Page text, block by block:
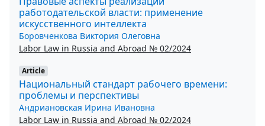
работодательской власти: применение
искусственного интеллекта
Боровченкова Виктория Олеговна
Labor Law in Russia and Abroad № 02/2024
Article
Национальный стандарт рабочего времени:
проблемы и перспективы
Андриановская Ирина Ивановна
Labor Law in Russia and Abroad № 02/2024